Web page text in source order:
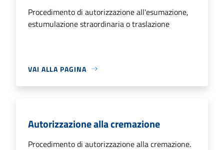
Procedimento di autorizzazione all'esumazione,
estumulazione straordinaria o traslazione
VAI ALLA PAGINA
Autorizzazione alla cremazione
Procedimento di autorizzazione alla cremazione.